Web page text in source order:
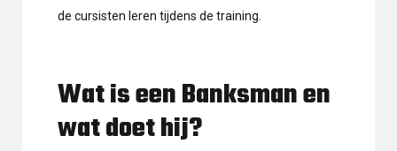
de cursisten leren tijdens de training.
Wat is een Banksman en
wat doet hij?